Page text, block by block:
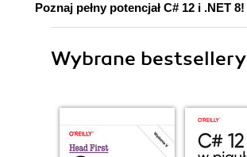
Poznaj pełny potencjał C# 12 i .NET 8!
Wybrane bestsellery